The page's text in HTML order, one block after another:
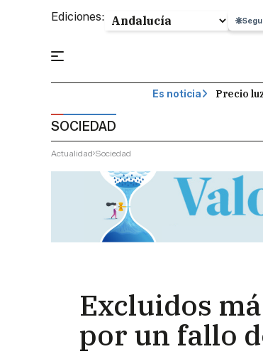
Ediciones:
Es noticia Precio
SOCIEDAD
Actualidad Sociedad
Excluidos
por un fallo